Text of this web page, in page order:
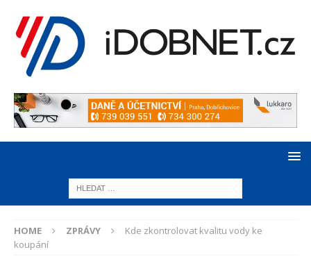
HOME ZPRÁVY
Kde zkontrolovat kvalitu vody ke
koupání